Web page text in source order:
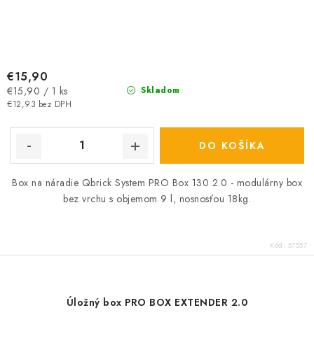
Skladom
€12,93 bez DPH
€15,90
Jednotková
cena:
€15,90 / 1 ks
DO KOŠÍKA
Box na náradie Qbrick System PRO Box 130 2.0 - modulárny box
bez vrchu s objemom 9 l, nosnosťou 18kg.
Kód: 57557
Úložný box PRO BOX EXTENDER 2.0